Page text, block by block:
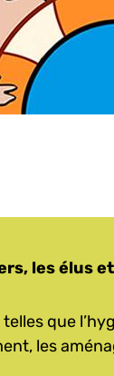
les élus
que
les